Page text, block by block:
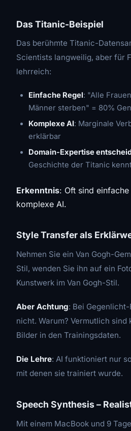
Das Titanic-Beispiel
Das berühmte Titanic-
Scientists langweilig, aber für
lehrreich:
Einfache Regel: "Alle
Männer sterben" = 80%
Komplexe AI: Marginale
erklärbar
Domain-Expertise
Geschichte der Titanic
Erkenntnis: Oft sind
komplexe AI.
Style Transfer als
Nehmen Sie ein Van Gogh-
Stil, wenden Sie ihn auf ein
Kunstwerk im Van Gogh-Stil.
Aber Achtung: Bei
nicht. Warum? Vermutlich sind
Bilder in den Trainingsdaten.
Die Lehre: AI funktioniert nur
mit denen sie trainiert wurde.
Speech Synthesis –
Mit einem MacBook und 9